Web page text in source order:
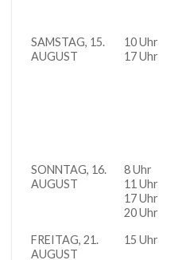
SAMSTAG, 15.
AUGUST
10 Uhr
17 Uhr
SONNTAG, 16.
AUGUST
8 Uhr
11 Uhr
17 Uhr
20 Uhr
FREITAG, 21.
AUGUST
15 Uhr